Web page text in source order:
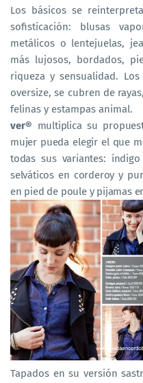
Los básicos se
sofisticación: blusas
metálicos o lentejuelas,
más lujosos, bordados,
riqueza y sensualidad.
oversize, se cubren de
felinas y estampas animal.
ver® multiplica su
mujer pueda elegir el que
todas sus variantes:
selváticos en corderoy y
en pied de poule y pijamas
Tapados en su versión